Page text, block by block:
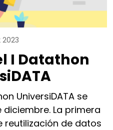
2023
I Datathon
UniversiDATA se
La primera
reutilización de datos